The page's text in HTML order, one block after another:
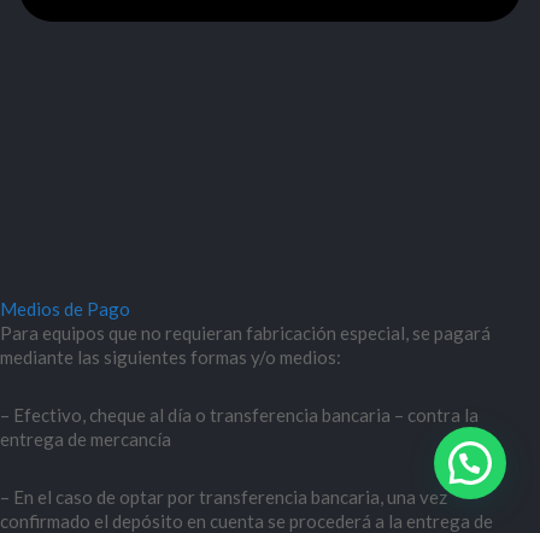
Medios de Pago
Para equipos que no requieran fabricación especial, se pagará
mediante las siguientes formas y/o medios:
– Efectivo, cheque al día o transferencia bancaria – contra la
entrega de mercancía
– En el caso de optar por transferencia bancaria, una vez
confirmado el depósito en cuenta se procederá a la entrega de